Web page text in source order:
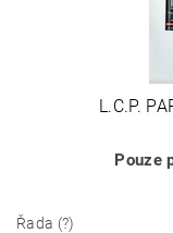
L.C.P.
Pouze
Řada (?)